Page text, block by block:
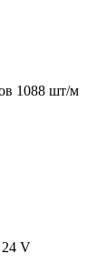
1088 шт/м
24 V